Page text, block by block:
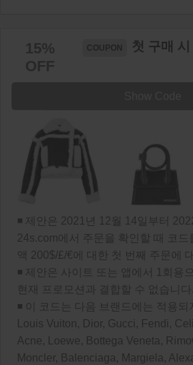
15%
OFF
첫 구매
◾ 제안은 2021년 12월 14일부터
24s.com에서 주문을 확인할 때 코드
액 200$/£/€에 대한 첫 번째 주문에
◾ 제안은 사이트 또는 앱에서 1회용
현재 프로모션과 결합할 수 없습니다.
◾ 이 코드는 다음 브랜드에는 적용되
Louis Vuiton, Dior, Gucci, Fendi,
Acne, Loewe, Bottega Veneta,
Moncler, Balenciaga, Margiela,